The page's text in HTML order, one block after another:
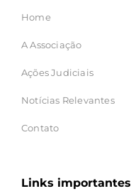
Home
A Associação
Ações Judiciais
Notícias Relevantes
Contato
Links importantes